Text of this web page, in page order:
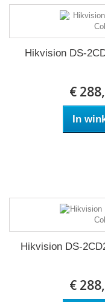
Hikvision DS-
€
In
Hikvision DS-
€